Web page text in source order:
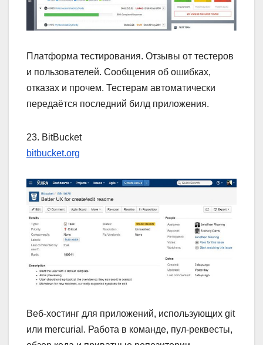
Платформа тестирования. Отзывы от тестеров
и пользователей. Сообщения об ошибках,
отказах и прочем. Тестерам автоматически
передаётся последний билд приложения.
23. BitBucket
bitbucket.org
Веб-хостинг для приложений, использующих git
или mercurial. Работа в команде, пул-реквесты,